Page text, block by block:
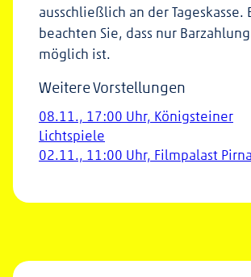
ausschließlich an der Tageskasse.
beachten Sie, dass nur Barzahlung
möglich ist.
Weitere Vorstellungen
08.11., 17:00 Uhr, Königsteiner
Lichtspiele
02.11., 11:00 Uhr, Filmpalast Pirna